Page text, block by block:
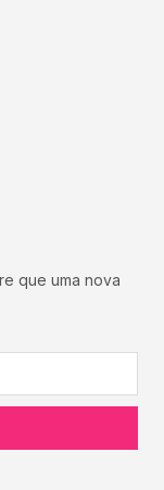
que uma nova